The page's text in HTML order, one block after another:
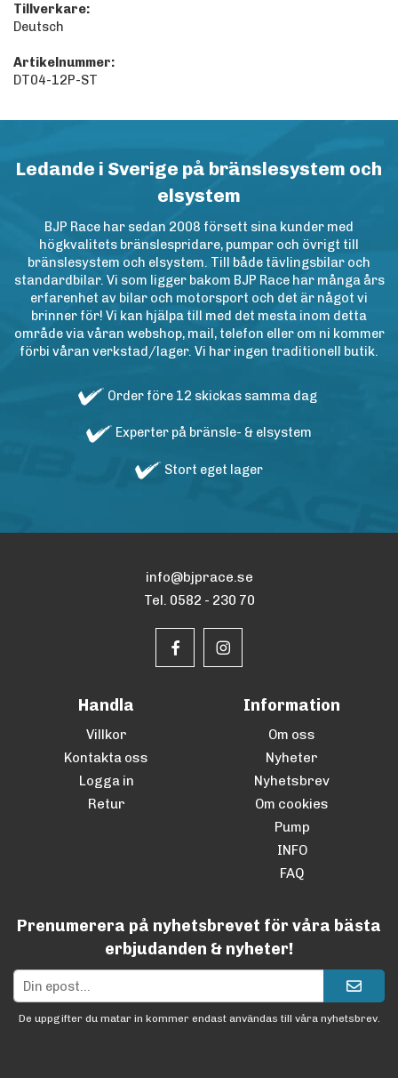
Tillverkare:
Deutsch
Artikelnummer:
DT04-12P-ST
Ledande i Sverige på bränslesystem och
elsystem
BJP Race har sedan 2008 försett sina kunder med
högkvalitets bränslespridare, pumpar och övrigt till
bränslesystem och elsystem. Till både tävlingsbilar och
standardbilar. Vi som ligger bakom BJP Race har många års
erfarenhet av bilar och motorsport och det är något vi
brinner för! Vi kan hjälpa till med det mesta inom detta
område via våran webshop, mail, telefon eller om ni kommer
förbi våran verkstad/lager. Vi har ingen traditionell butik.
Order före 12 skickas samma dag
Experter på bränsle- & elsystem
Stort eget lager
info@bjprace.se
Tel. 0582 - 230 70
Handla
Villkor
Kontakta oss
Logga in
Retur
Information
Om oss
Nyheter
Nyhetsbrev
Om cookies
Pump
INFO
FAQ
Prenumerera på nyhetsbrevet för våra bästa
erbjudanden & nyheter!
De uppgifter du matar in kommer endast användas till våra nyhetsbrev.